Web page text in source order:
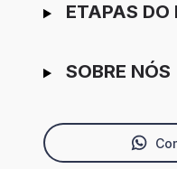
ETAPAS DO
SOBRE NÓS